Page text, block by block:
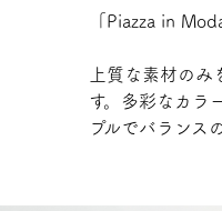
「Piazza in
上質な素材の
す。多彩なカラ
プルでバランス